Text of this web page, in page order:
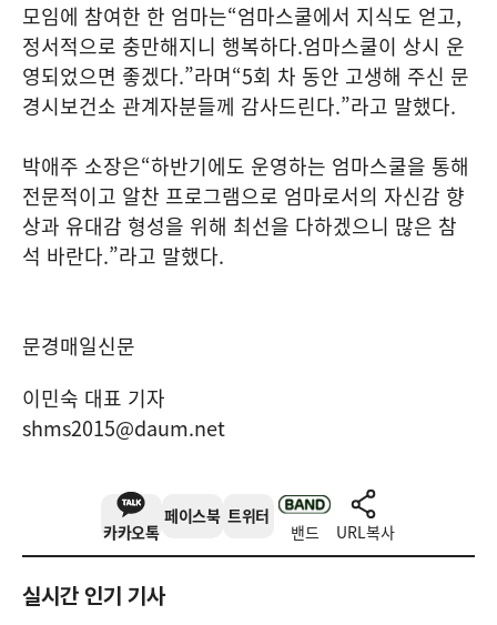
모임에 참여한 한 엄마는“엄마스쿨에서 지식도 얻고,
정서적으로 충만해지니 행복하다.엄마스쿨이 상시 운
영되었으면 좋겠다.”라며“5회 차 동안 고생해 주신 문
경시보건소 관계자분들께 감사드린다.”라고 말했다.
박애주 소장은“하반기에도 운영하는 엄마스쿨을 통해
전문적이고 알찬 프로그램으로 엄마로서의 자신감 향
상과 유대감 형성을 위해 최선을 다하겠으니 많은 참
석 바란다.”라고 말했다.
문경매일신문
이민숙 대표 기자
shms2015@daum.net
카카오톡
페이스북 트위터
밴드 URL복사
실시간 인기 기사